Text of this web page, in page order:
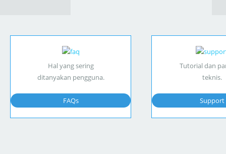
Hal yang sering
ditanyakan pengguna.
FAQs
Tutorial dan
teknis.
Support